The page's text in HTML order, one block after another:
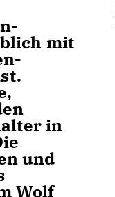
mit
in
und
Wolf